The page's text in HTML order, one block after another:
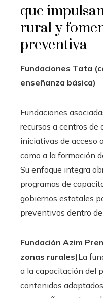
que
rural y
preventiva
Fundaciones Tata
enseñanza básica)
Fundaciones
recursos a centros de
iniciativas de acceso
como a la formación
Su enfoque integra
programas de
gobiernos estatales
preventivos dentro
Fundación Azim
zonas rurales)La
a la capacitación del
contenidos